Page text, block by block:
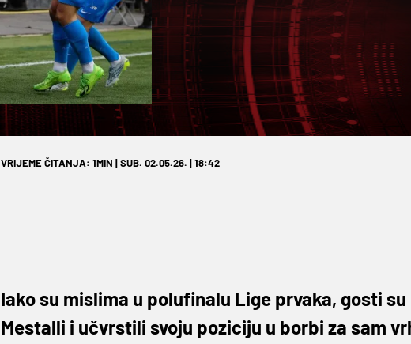
VRIJEME ČITANJA: 1MIN | SUB. 02.05.26. | 18:42
Iako su mislima u polufinalu Lige prvaka, gosti
Mestalli i učvrstili svoju poziciju u borbi za sam